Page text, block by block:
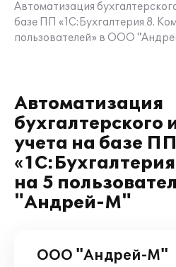
Автоматизация
базе ПП «1С:Бухгалтерия 8.
пользователей» в ООО
Автоматизация
бухгалтерского
учета на базе ПП
на 5
"Андрей-М"
ООО "Андрей-М"